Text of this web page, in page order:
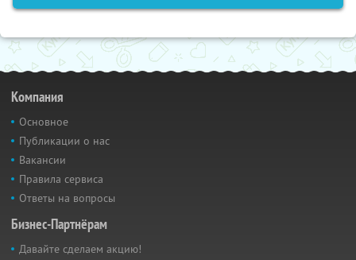
Компания
Основное
Публикации о нас
Вакансии
Правила сервиса
Ответы на вопросы
Бизнес-Партнёрам
Давайте сделаем акцию!